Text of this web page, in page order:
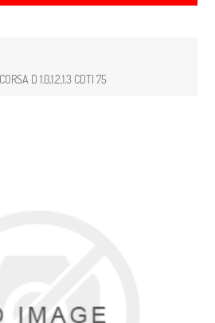
D 1.0,1.2,1.3 CDTI 75